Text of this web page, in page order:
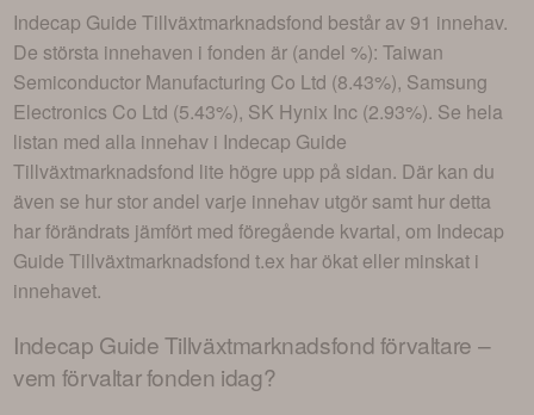
Indecap Guide Tillväxtmarknadsfond består av 91 innehav.
De största innehaven i fonden är (andel %):Taiwan
Semiconductor Manufacturing Co Ltd (8.43%), Samsung
Electronics Co Ltd (5.43%), SK Hynix Inc (2.93%). Se hela
listan med alla innehav i Indecap Guide
Tillväxtmarknadsfond lite högre upp på sidan. Där kan du
även se hur stor andel varje innehav utgör samt hur detta
har förändrats jämfört med föregående kvartal, om Indecap
Guide Tillväxtmarknadsfond t.ex har ökat eller minskat i
innehavet.
Indecap Guide Tillväxtmarknadsfondförvaltare –
vem förvaltar fonden idag?